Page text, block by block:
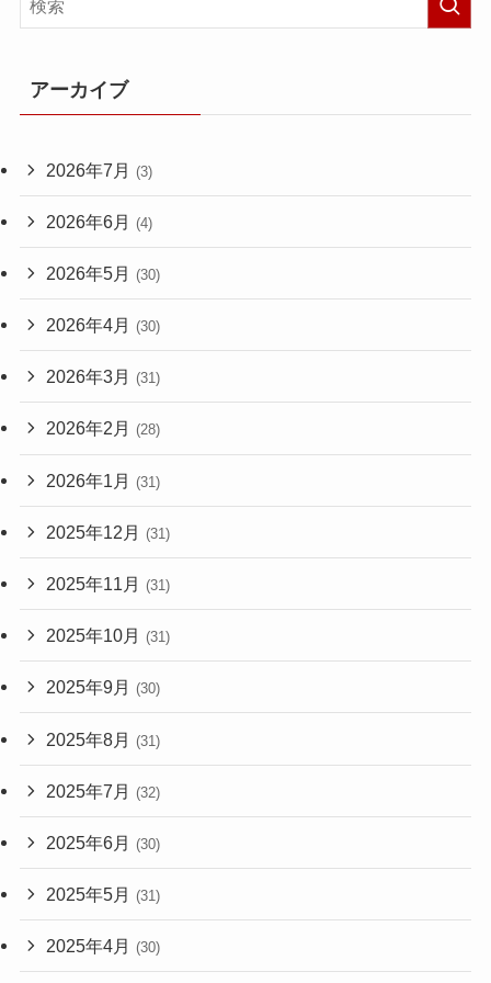
アーカイブ
2026年7月 (3)
2026年6月 (4)
2026年5月 (30)
2026年4月 (30)
2026年3月 (31)
2026年2月 (28)
2026年1月 (31)
2025年12月 (31)
2025年11月 (31)
2025年10月 (31)
2025年9月 (30)
2025年8月 (31)
2025年7月 (32)
2025年6月 (30)
2025年5月 (31)
2025年4月 (30)